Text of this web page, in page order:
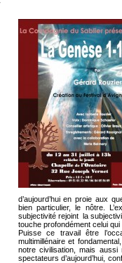
d’aujourd’hui en proie aux
bien particulier, le nôtre.
subjectivité rejoint la
touche profondément celui qui
Puisse ce travail être
multimillénaire et
notre civilisation, mais
spectateurs d’aujourd’hui,